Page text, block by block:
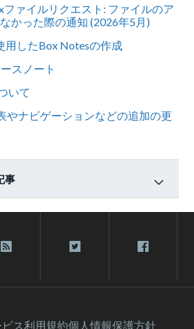
ファイルリクエスト: ファイルのア
かった際の通知 (2026年5月)
用したBox Notesの作成
スノート
いて
やナビゲーションなどの追加の更
事
ス利⽤規約個人情報保護方針